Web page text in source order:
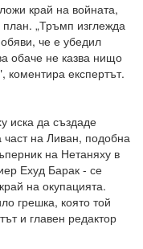
край на войната,
„Тръмп изглежда
че е убедил
обаче не казва нищо
коментира експертът.
иска да създаде
на Ливан, подобна
на Нетаняху в
Ехуд Барак - се
на окупацията.
грешка, която той
и главен редактор